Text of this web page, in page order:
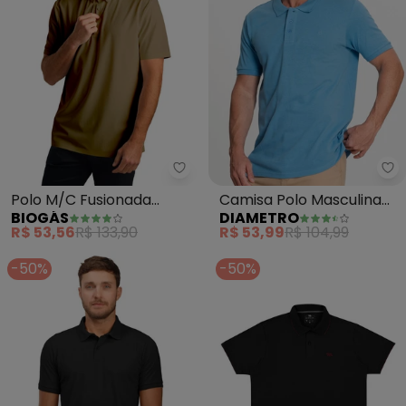
Biogás - Polo M/C Fusionada
Polo M/C Fusionada
Importado (Caqui)
BIOGÁS
R$ 53,56R$ 133,90
Camisa Polo Masculina
em Piquet (Azul)
DIAMETRO
R$ 53,99R$ 104,99
-50%
-50%